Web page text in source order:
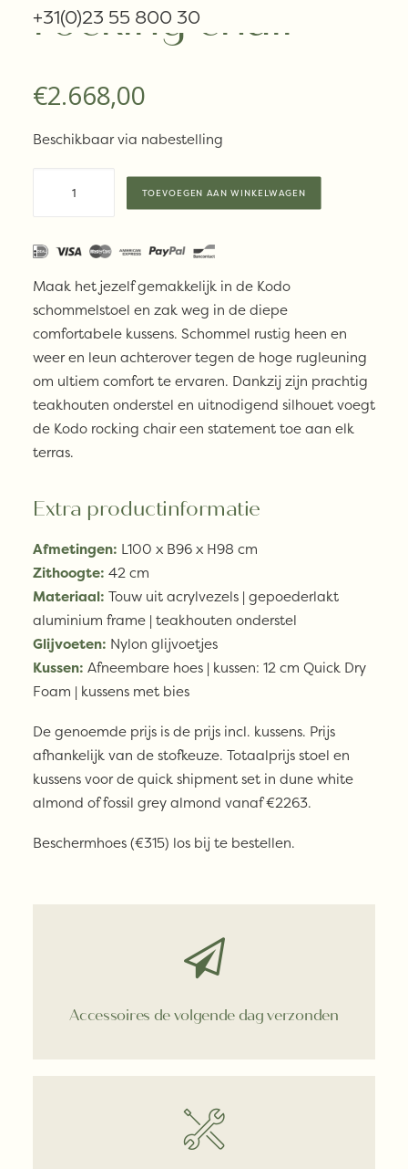
+31(0)23 55 800 30
rocking chair
€2.668,00
Beschikbaar via nabestelling
Sheppard
rocking
aantal
TOEVOEGEN AAN WINKELWAGEN
Maak het jezelf gemakkelijk in de Kodo
schommelstoel en zak weg in de diepe
comfortabele kussens. Schommel rustig heen en
weer en leun achterover tegen de hoge rugleuning
om ultiem comfort te ervaren. Dankzij zijn prachtig
teakhouten onderstel en uitnodigend silhouet voegt
de Kodo rocking chair een statement toe aan elk
terras.
Extra productinformatie
Afmetingen: L100 x B96 x H98 cm
Zithoogte: 42 cm
Materiaal: Touw uit acrylvezels | gepoederlakt
aluminium frame | teakhouten onderstel
Glijvoeten: Nylon glijvoetjes
Kussen: Afneembare hoes | kussen: 12 cm Quick Dry
Foam | kussens met bies
De genoemde prijs is de prijs incl. kussens. Prijs
afhankelijk van de stofkeuze. Totaalprijs stoel en
kussens voor de quick shipment set in dune white
almond of fossil grey almond vanaf €2263.
Beschermhoes (€315) los bij te bestellen.
Accessoires de volgende dag verzonden